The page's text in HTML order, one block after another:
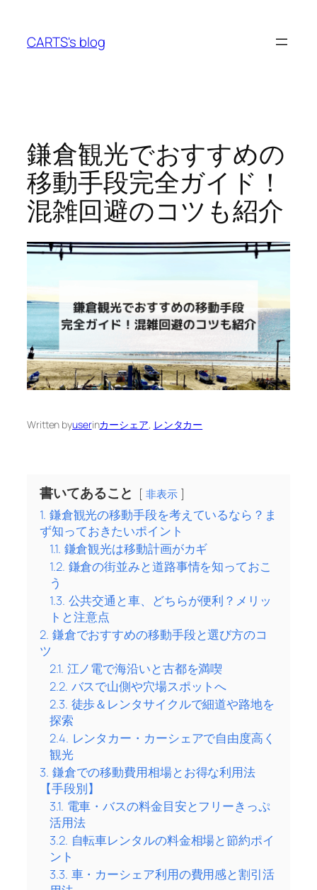
content
CARTS's blog
鎌倉観光でおすすめの
移動手段完全ガイド！
混雑回避のコツも紹介
Written byuserinカーシェア, レンタカー
書いてあること 非表示
1. 鎌倉観光の移動手段を考えているなら？ま
ず知っておきたいポイント
1.1. 鎌倉観光は移動計画がカギ
1.2. 鎌倉の街並みと道路事情を知っておこ
う
1.3. 公共交通と車、どちらが便利？メリッ
トと注意点
2. 鎌倉でおすすめの移動手段と選び方のコ
ツ
2.1. 江ノ電で海沿いと古都を満喫
2.2. バスで山側や穴場スポットへ
2.3. 徒歩＆レンタサイクルで細道や路地を
探索
2.4. レンタカー・カーシェアで自由度高く
観光
3. 鎌倉での移動費用相場とお得な利用法
【手段別】
3.1. 電車・バスの料金目安とフリーきっぷ
活用法
3.2. 自転車レンタルの料金相場と節約ポイ
ント
3.3. 車・カーシェア利用の費用感と割引活